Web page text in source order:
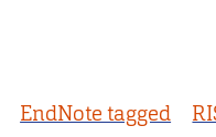
EndNote tagged